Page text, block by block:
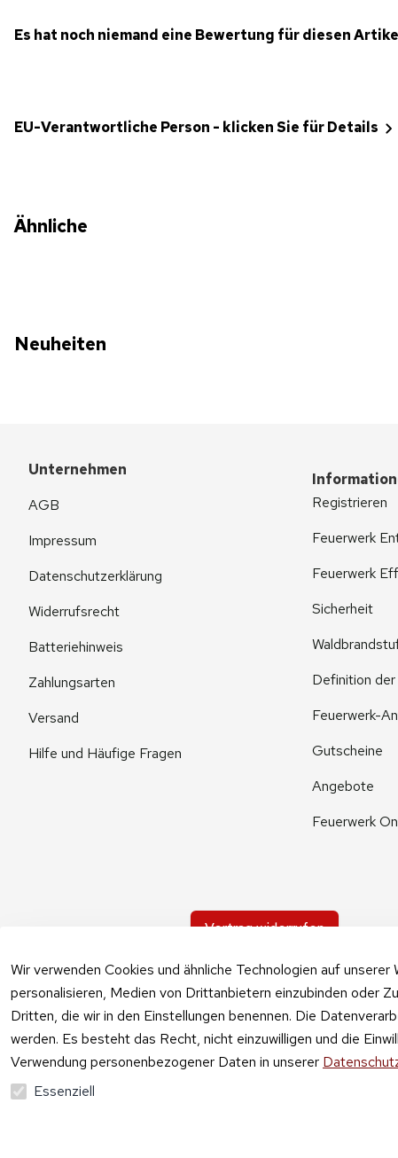
Es hat noch niemand eine Bewertung für diesen
EU-Verantwortliche Person - klicken Sie für Details
Ähnliche
Neuheiten
Wir verwenden Cookies und ähnliche Technologien auf
personalisieren, Medien von Drittanbietern einzubinden oder
Dritten, die wir in den Einstellungen benennen. Die
werden. Es besteht das Recht, nicht einzuwilligen und die
Verwendung personenbezogener Daten in unserer
Essenziell
Unternehmen
AGB
Impressum
Datenschutzerklärung
Widerrufsrecht
Batteriehinweis
Zahlungsarten
Versand
Hilfe und Häufige Fragen
Registrieren
Feuerwerk
Feuerwerk
Sicherheit
Definition
Feuerwerk-
Gutscheine
Angebote
Feuerwerk
Vertrag widerrufen